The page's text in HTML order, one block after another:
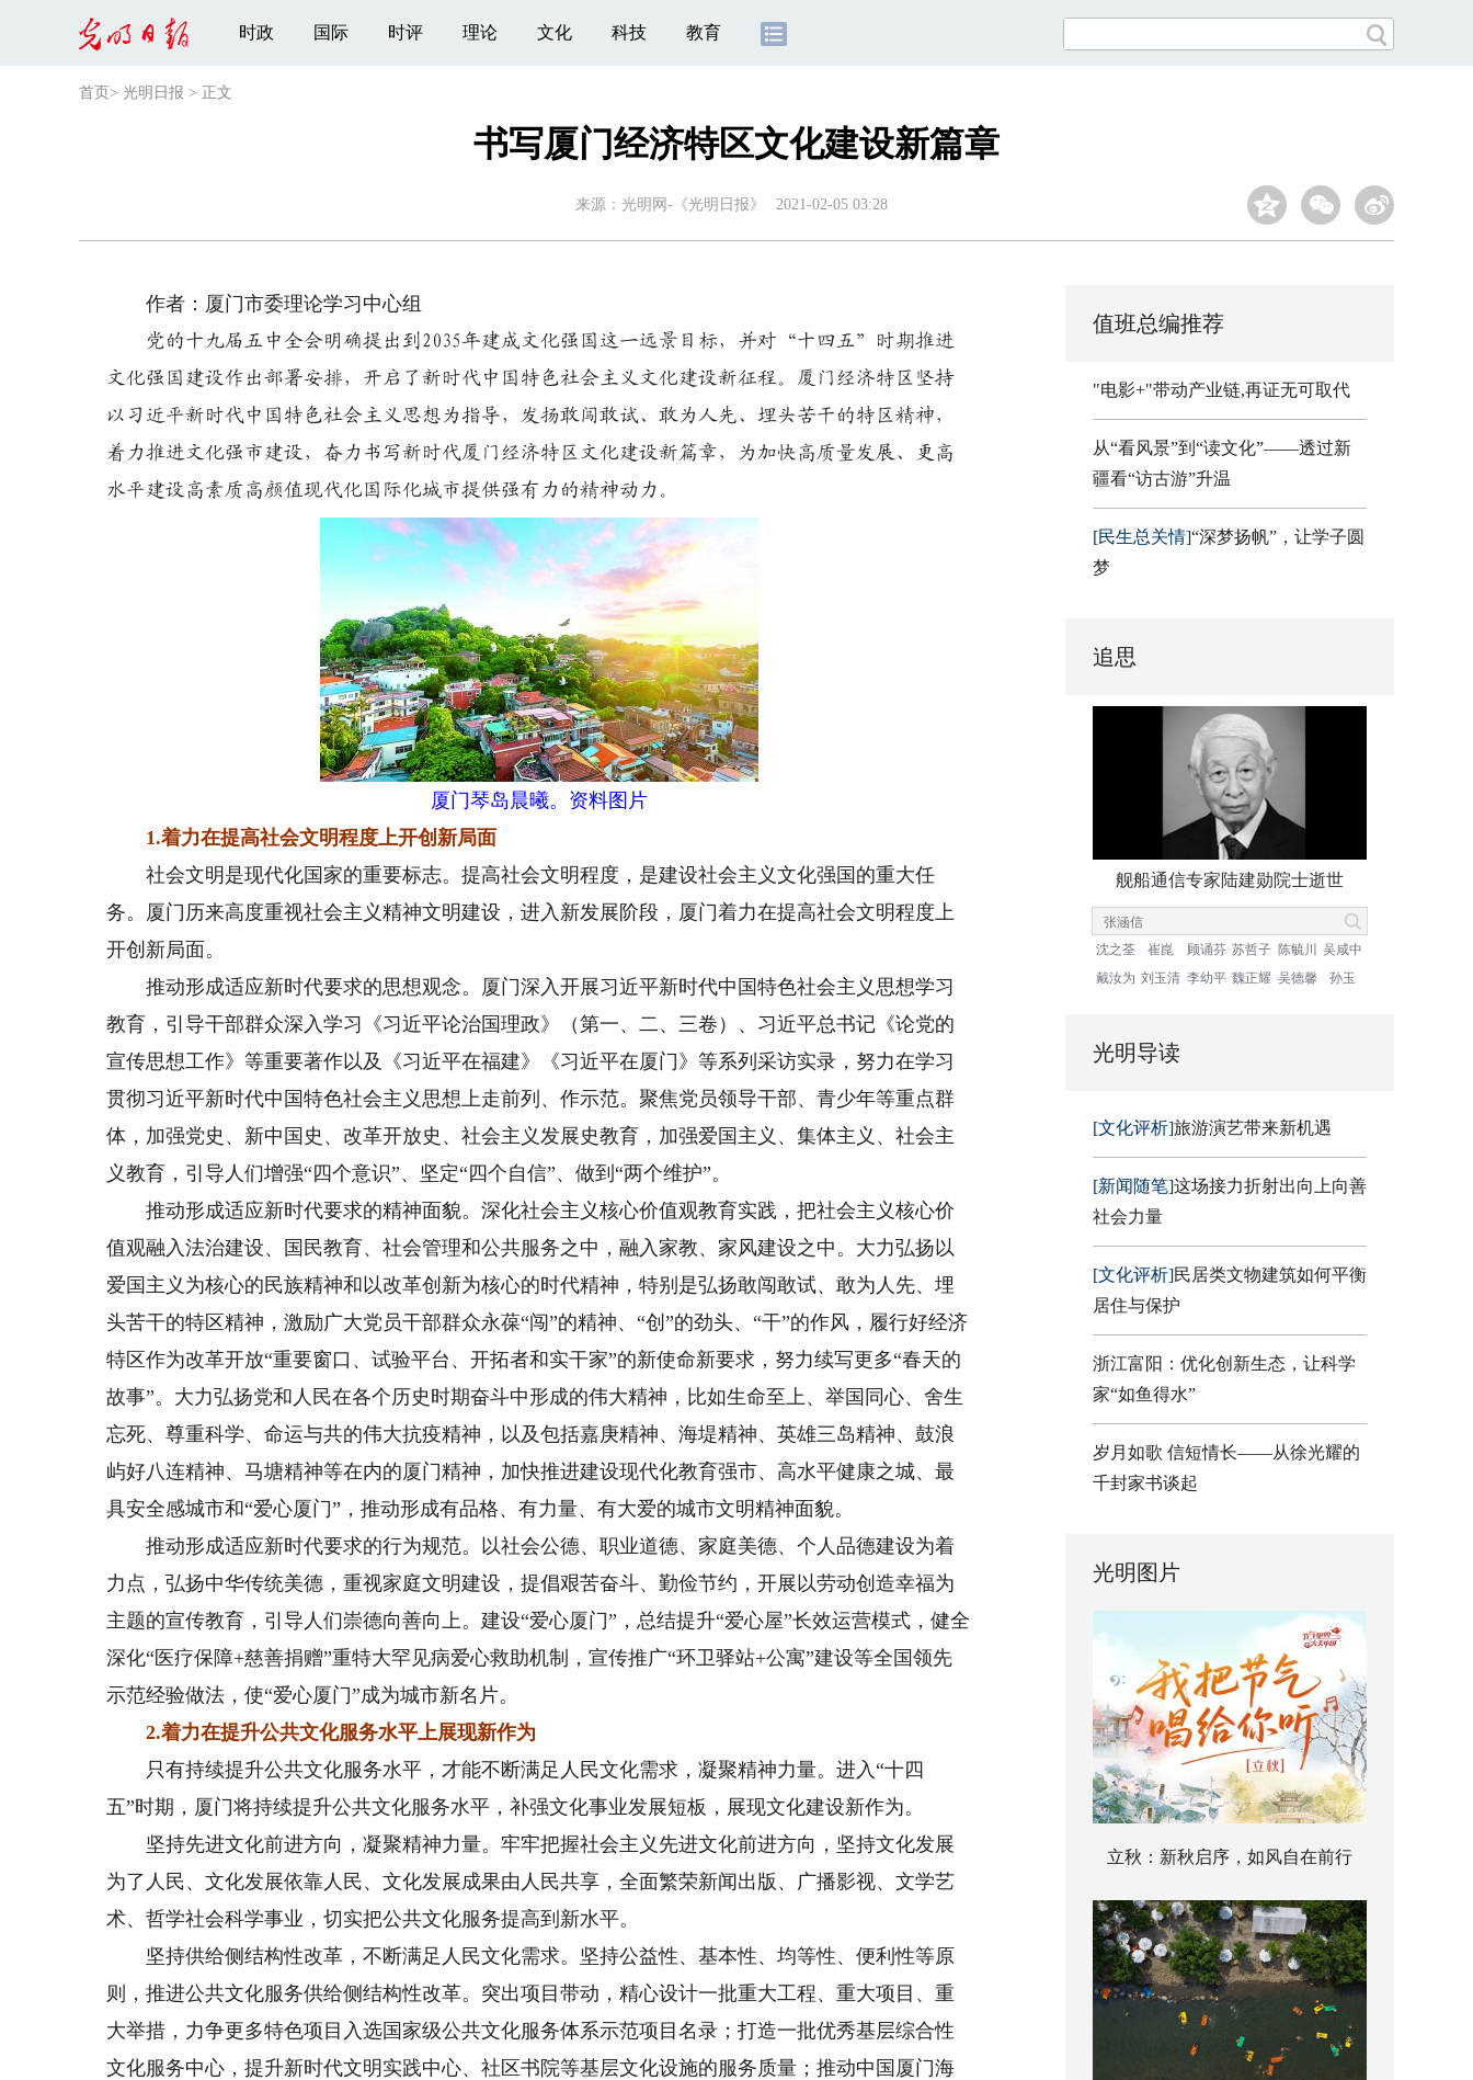
时政 国际 时评 理论 文化 科技 教育
首页 > 光明日报 > 正文
书写厦门经济特区文化建设新篇章
来源： 光明网-《光明日报》 2021-02-05 03:28
作者：厦门市委理论学习中心组
党的十九届五中全会明确提出到2035年建成文化强国这一远景目标，并对“十四五”时期推进
文化强国建设作出部署安排，开启了新时代中国特色社会主义文化建设新征程。厦门经济特区坚持
以习近平新时代中国特色社会主义思想为指导，发扬敢闯敢试、敢为人先、埋头苦干的特区精神，
着力推进文化强市建设，奋力书写新时代厦门经济特区文化建设新篇章，为加快高质量发展、更高
水平建设高素质高颜值现代化国际化城市提供强有力的精神动力。
厦门琴岛晨曦。资料图片
1.着力在提高社会文明程度上开创新局面
社会文明是现代化国家的重要标志。提高社会文明程度，是建设社会主义文化强国的重大任
务。厦门历来高度重视社会主义精神文明建设，进入新发展阶段，厦门着力在提高社会文明程度上
开创新局面。
推动形成适应新时代要求的思想观念。厦门深入开展习近平新时代中国特色社会主义思想学习
教育，引导干部群众深入学习《习近平论治国理政》（第一、二、三卷）、习近平总书记《论党的
宣传思想工作》等重要著作以及《习近平在福建》《习近平在厦门》等系列采访实录，努力在学习
贯彻习近平新时代中国特色社会主义思想上走前列、作示范。聚焦党员领导干部、青少年等重点群
体，加强党史、新中国史、改革开放史、社会主义发展史教育，加强爱国主义、集体主义、社会主
义教育，引导人们增强“四个意识”、坚定“四个自信”、做到“两个维护”。
推动形成适应新时代要求的精神面貌。深化社会主义核心价值观教育实践，把社会主义核心价
值观融入法治建设、国民教育、社会管理和公共服务之中，融入家教、家风建设之中。大力弘扬以
爱国主义为核心的民族精神和以改革创新为核心的时代精神，特别是弘扬敢闯敢试、敢为人先、埋
头苦干的特区精神，激励广大党员干部群众永葆“闯”的精神、“创”的劲头、“干”的作风，履行好经济
特区作为改革开放“重要窗口、试验平台、开拓者和实干家”的新使命新要求，努力续写更多“春天的
故事”。大力弘扬党和人民在各个历史时期奋斗中形成的伟大精神，比如生命至上、举国同心、舍生
忘死、尊重科学、命运与共的伟大抗疫精神，以及包括嘉庚精神、海堤精神、英雄三岛精神、鼓浪
屿好八连精神、马塘精神等在内的厦门精神，加快推进建设现代化教育强市、高水平健康之城、最
具安全感城市和“爱心厦门”，推动形成有品格、有力量、有大爱的城市文明精神面貌。
推动形成适应新时代要求的行为规范。以社会公德、职业道德、家庭美德、个人品德建设为着
力点，弘扬中华传统美德，重视家庭文明建设，提倡艰苦奋斗、勤俭节约，开展以劳动创造幸福为
主题的宣传教育，引导人们崇德向善向上。建设“爱心厦门”，总结提升“爱心屋”长效运营模式，健全
深化“医疗保障+慈善捐赠”重特大罕见病爱心救助机制，宣传推广“环卫驿站+公寓”建设等全国领先
示范经验做法，使“爱心厦门”成为城市新名片。
2.着力在提升公共文化服务水平上展现新作为
只有持续提升公共文化服务水平，才能不断满足人民文化需求，凝聚精神力量。进入“十四
五”时期，厦门将持续提升公共文化服务水平，补强文化事业发展短板，展现文化建设新作为。
坚持先进文化前进方向，凝聚精神力量。牢牢把握社会主义先进文化前进方向，坚持文化发展
为了人民、文化发展依靠人民、文化发展成果由人民共享，全面繁荣新闻出版、广播影视、文学艺
术、哲学社会科学事业，切实把公共文化服务提高到新水平。
坚持供给侧结构性改革，不断满足人民文化需求。坚持公益性、基本性、均等性、便利性等原
则，推进公共文化服务供给侧结构性改革。突出项目带动，精心设计一批重大工程、重大项目、重
大举措，力争更多特色项目入选国家级公共文化服务体系示范项目名录；打造一批优秀基层综合性
文化服务中心，提升新时代文明实践中心、社区书院等基层文化设施的服务质量；推动中国厦门海
值班总编推荐
"电影+"带动产业链,再证无可取代
从“看风景”到“读文化”——透过新
疆看“访古游”升温
[民生总关情]“深梦扬帆”，让学子圆
梦
追思
舰船通信专家陆建勋院士逝世
沈之荃 崔崑 顾诵芬 苏哲子 陈毓川
吴咸中
戴汝为 刘玉清 李幼平 魏正耀 吴德馨 孙玉
光明导读
[文化评析]旅游演艺带来新机遇
[新闻随笔]这场接力折射出向上向善
社会力量
[文化评析]民居类文物建筑如何平衡
居住与保护
浙江富阳：优化创新生态，让科学
家“如鱼得水”
岁月如歌 信短情长——从徐光耀的
千封家书谈起
光明图片
立秋：新秋启序，如风自在前行